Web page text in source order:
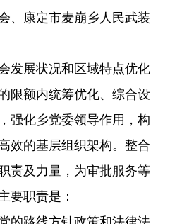
、康定市麦崩乡人民武装
发展状况和区域特点优化
限额内统筹优化、综合设
强化乡党委领导作用，构
效的基层组织架构。整合
责及力量，为审批服务等
要职责是：